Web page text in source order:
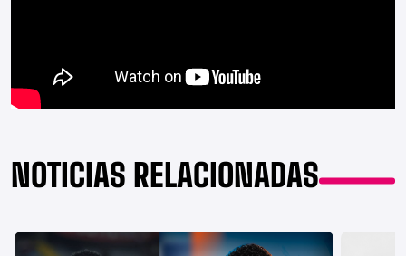
NOTICIAS RELACIONADAS